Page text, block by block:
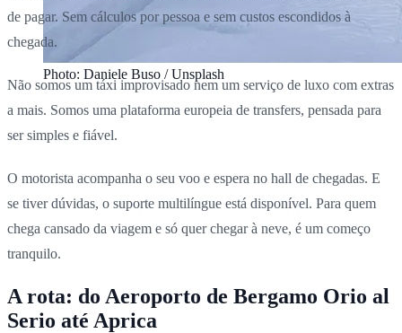
Photo: Daniele Buso / Unsplash
de pagar. Sem cálculos por pessoa e sem custos escondidos à
chegada.
Não somos um táxi improvisado nem um serviço de luxo com extras
a mais. Somos uma plataforma europeia de transfers, pensada para
ser simples e fiável.
O motorista acompanha o seu voo e espera no hall de chegadas. E
se tiver dúvidas, o suporte multilíngue está disponível. Para quem
chega cansado da viagem e só quer chegar à neve, é um começo
tranquilo.
A rota: do Aeroporto de Bergamo Orio al
Serio até Aprica